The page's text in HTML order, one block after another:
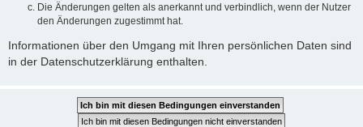
Die Änderungen gelten als anerkannt und verbindlich, wenn der Nutzer
den Änderungen zugestimmt hat.
Informationen über den Umgang mit Ihren persönlichen Daten sind
in der Datenschutzerklärung enthalten.